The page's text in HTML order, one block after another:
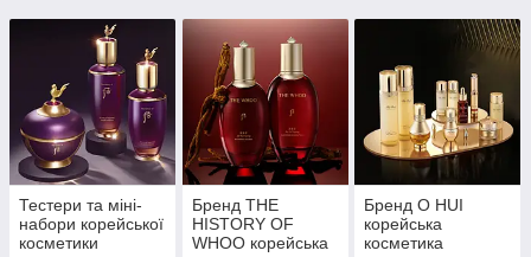
Тестери та міні-
набори корейської
косметики
Бренд THE
HISTORY OF
WHOO корейська
Бренд O HUI
корейська
косметика